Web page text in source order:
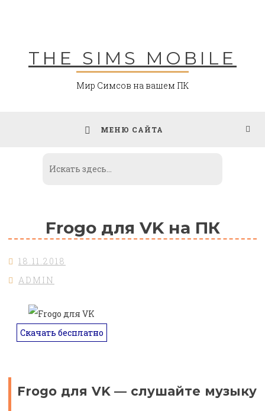
THE SIMS MOBILE
Мир Симсов на вашем ПК
МЕНЮ САЙТА
Frogo для VK на ПК
18.11.2018
ADMIN
Скачать бесплатно
Frogo для VK — слушайте музыку